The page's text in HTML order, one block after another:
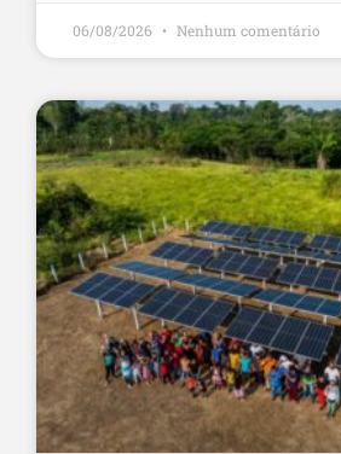
06/08/2026 Nenhum comentário